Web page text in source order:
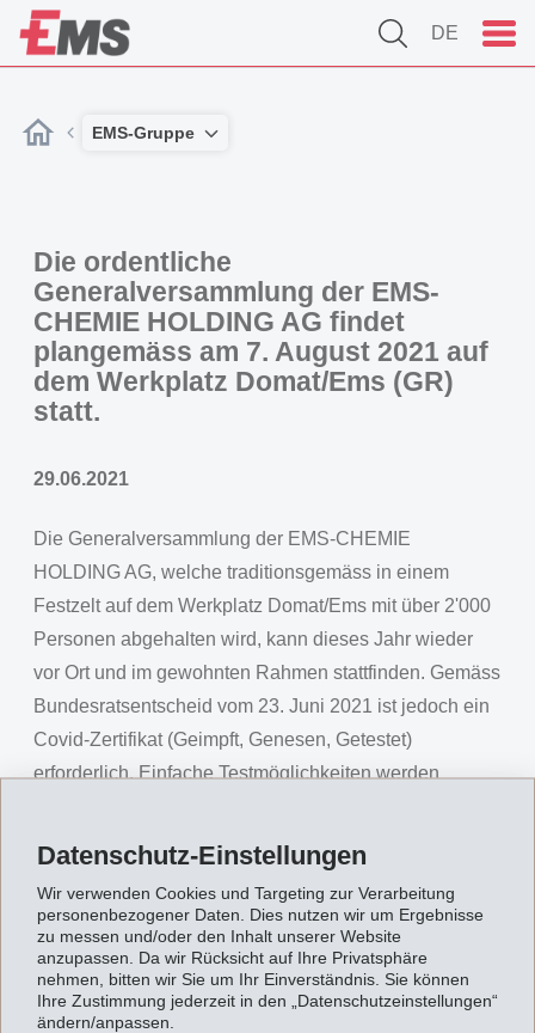
Datenschutz-Einstellungen
Wir verwenden Cookies und Targeting zur Verarbeitung
personenbezogener Daten. Dies nutzen wir um Ergebnisse
zu messen und/oder den Inhalt unserer Website
anzupassen. Da wir Rücksicht auf Ihre Privatsphäre
nehmen, bitten wir Sie um Ihr Einverständnis. Sie können
Ihre Zustimmung jederzeit in den „Datenschutzeinstellungen“
ändern/anpassen.
DE
EMS-Gruppe
Die ordentliche
Generalversammlung der EMS-
CHEMIE HOLDING AG findet
plangemäss am 7. August 2021 auf
dem Werkplatz Domat/Ems (GR)
statt.
29.06.2021
Die Generalversammlung der EMS-CHEMIE
HOLDING AG, welche traditionsgemäss in einem
Festzelt auf dem Werkplatz Domat/Ems mit über 2'000
Personen abgehalten wird, kann dieses Jahr wieder
vor Ort und im gewohnten Rahmen stattfinden. Gemäss
Bundesratsentscheid vom 23. Juni 2021 ist jedoch ein
Covid-Zertifikat (Geimpft, Genesen, Getestet)
erforderlich. Einfache Testmöglichkeiten werden
Auch dieses Jahr sind neben dem statuarischen Teil
ein attraktives Rahmenprogramm und ein
gemeinsames Mittagessen geplant. EMS-Mitarbeiter
präsentieren Innovationen mit EMS-Kunststoffen und
das bekannte "Appenzeller Echo" wird zusammen mit
dem "Alphorn Duett Gebrüder Frick" die Zuschauer